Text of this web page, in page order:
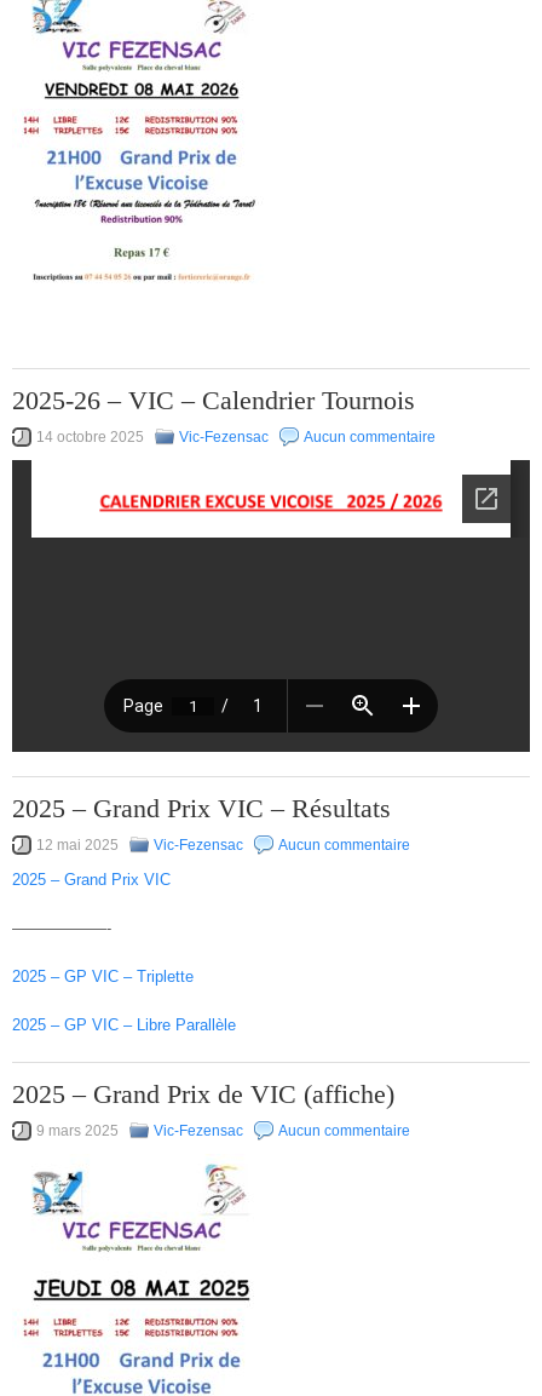
2025-26 – VIC – Calendrier Tournois
14 octobre 2025 Vic-Fezensac Aucun commentaire
2025 – Grand Prix VIC – Résultats
12 mai 2025 Vic-Fezensac Aucun commentaire
2025 – Grand Prix VIC
——————-
2025 – GP VIC – Triplette
2025 – GP VIC – Libre Parallèle
2025 – Grand Prix de VIC (affiche)
9 mars 2025 Vic-Fezensac Aucun commentaire